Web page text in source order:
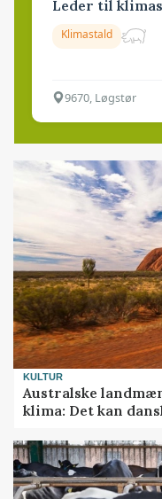
Leder til
Klimastald
9670, Løgstør
KULTUR
Australske
klima: Det kan